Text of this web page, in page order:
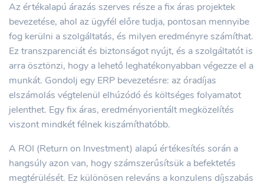
Az értékalapú árazás szerves része a fix áras projektek
bevezetése, ahol az ügyfél előre tudja, pontosan mennyibe
fog kerülni a szolgáltatás, és milyen eredményre számíthat.
Ez transzparenciát és biztonságot nyújt, és a szolgáltatót is
arra ösztönzi, hogy a lehető leghatékonyabban végezze el a
munkát. Gondolj egy ERP bevezetésre: az óradíjas
elszámolás végtelenül elhúzódó és költséges folyamatot
jelenthet. Egy fix áras, eredményorientált megközelítés
viszont mindkét félnek kiszámíthatóbb.
A ROI (Return on Investment) alapú értékesítés során a
hangsúly azon van, hogy számszerűsítsük a befektetés
megtérülését. Ez különösen releváns a konzulens díjszabás